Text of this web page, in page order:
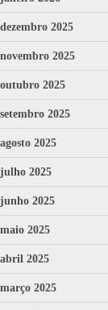
dezembro 2025
novembro 2025
outubro 2025
setembro 2025
agosto 2025
julho 2025
junho 2025
maio 2025
abril 2025
março 2025